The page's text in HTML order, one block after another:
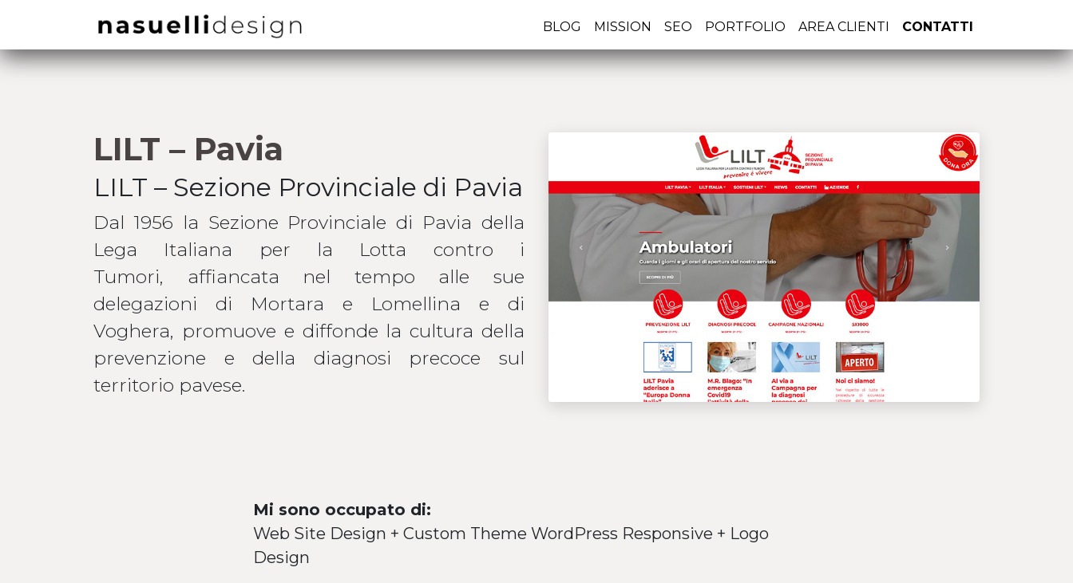
BLOG MISSION SEO PORTFOLIO AREA CLIENTI CONTATTI
LILT – Pavia
LILT – Sezione Provinciale di Pavia
Dal 1956 la Sezione Provinciale di Pavia della
Lega Italiana per la Lotta contro i
Tumori, affiancata nel tempo alle sue
delegazioni di Mortara e Lomellina e di
Voghera, promuove e diffonde la cultura della
prevenzione e della diagnosi precoce sul
territorio pavese.
Mi sono occupato di:
Web Site Design + Custom Theme WordPress Responsive + Logo
Design